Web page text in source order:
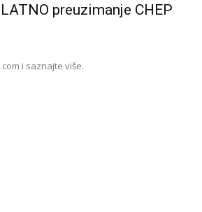
preuzimanje CHEP
i saznajte više.